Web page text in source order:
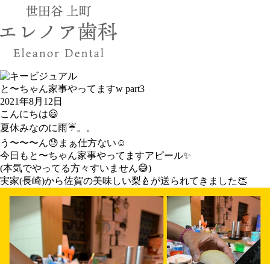
と〜ちゃん家事やってますw part3
2021年8月12日
こんにちは😃
夏休みなのに雨☔️。。
う〜〜〜ん😓まぁ仕方ない☺️
今日もと〜ちゃん家事やってますアピール✨
(本気でやってる方々すいません😅)
実家(長崎)から佐賀の美味しい梨🍐が送られてきました👏